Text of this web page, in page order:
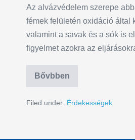
Az alvázvédelem szerepe
fémek felületén oxidáció által
valamint a savak és a sók is
figyelmet azokra az
Bővbben
Filed under: Érdekességek